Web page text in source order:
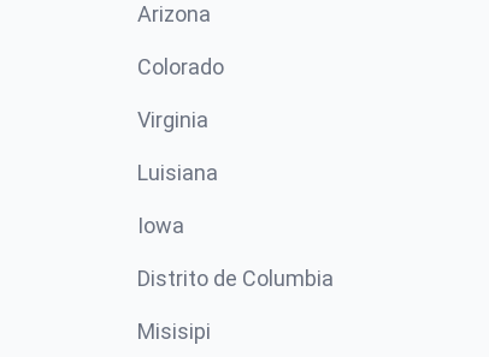
Arizona
Colorado
Virginia
Luisiana
Iowa
Distrito de Columbia
Misisipi